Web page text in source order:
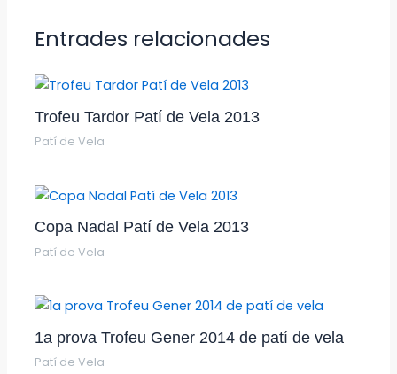
Entrades relacionades
Trofeu Tardor Patí de Vela 2013
Patí de Vela
Copa Nadal Patí de Vela 2013
Patí de Vela
1a prova Trofeu Gener 2014 de patí de vela
Patí de Vela